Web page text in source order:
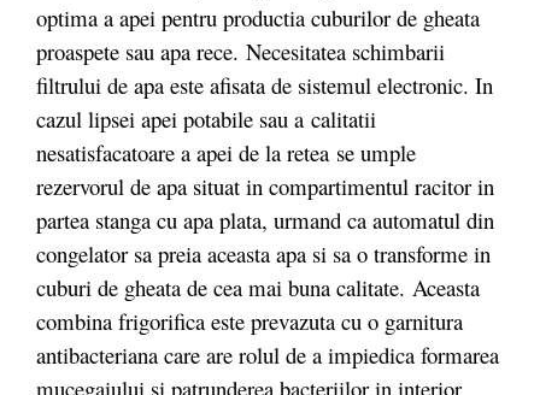
optima a apei pentru productia cuburilor de gheata
proaspete sau apa rece. Necesitatea schimbarii
filtrului de apa este afisata de sistemul electronic. In
cazul lipsei apei potabile sau a calitatii
nesatisfacatoare a apei de la retea se umple
rezervorul de apa situat in compartimentul racitor in
partea stanga cu apa plata, urmand ca automatul din
congelator sa preia aceasta apa si sa o transforme in
cuburi de gheata de cea mai buna calitate. Aceasta
combina frigorifica este prevazuta cu o garnitura
antibacteriana care are rolul de a impiedica formarea
mucegaiului si patrunderea bacteriilor in interior